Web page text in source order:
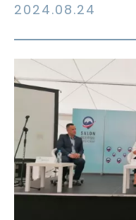
2024.08.24